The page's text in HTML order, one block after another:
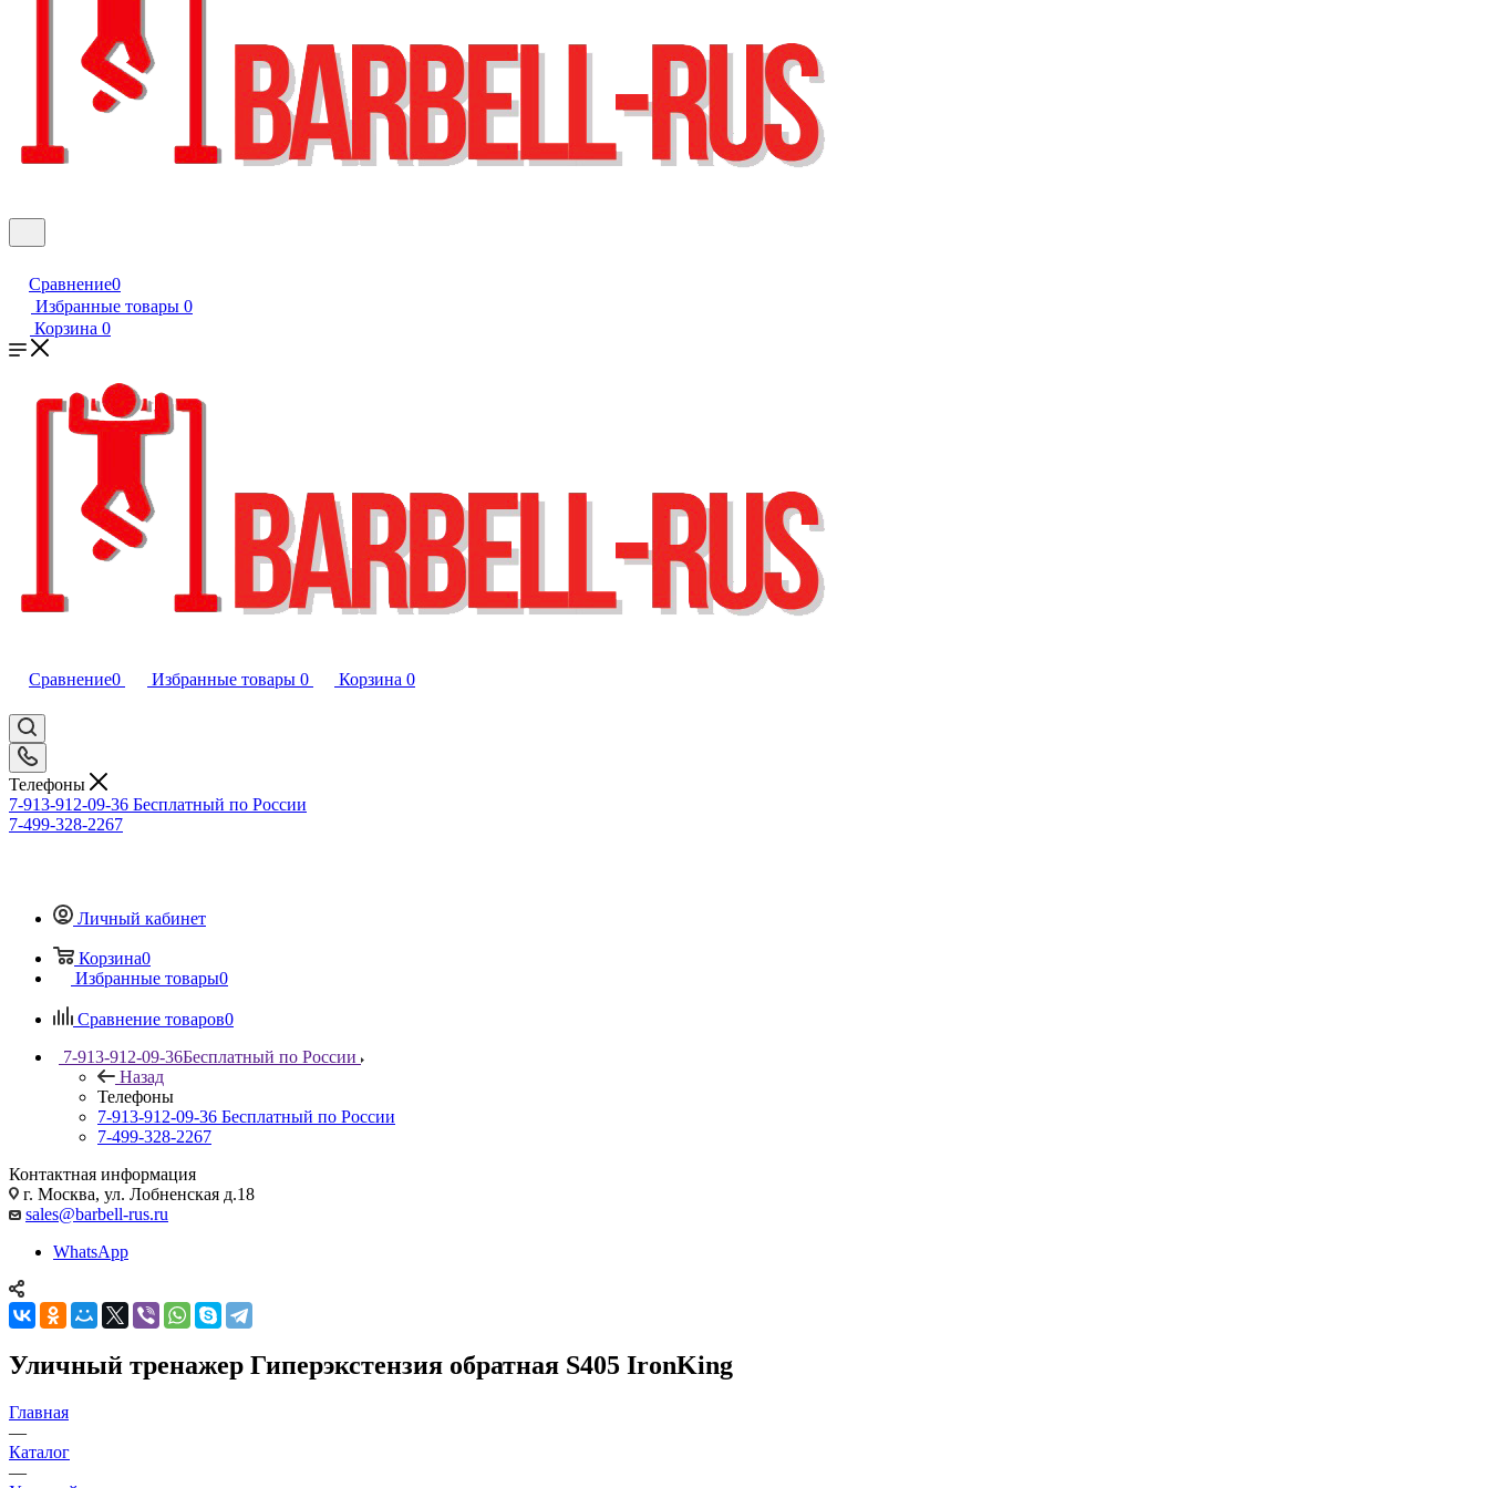
Сравнение0
Избранные товары 0
Корзина 0
Сравнение0 Избранные товары 0 Корзина 0
Телефоны
7-913-912-09-36 Бесплатный по России
7-499-328-2267
Личный кабинет
Корзина0
Избранные товары0
Сравнение товаров0
7-913-912-09-36Бесплатный по России
Назад
Телефоны
7-913-912-09-36 Бесплатный по России
7-499-328-2267
Контактная информация
г. Москва, ул. Лобненская д.18
sales@barbell-rus.ru
WhatsApp
Уличный тренажер Гиперэкстензия обратная S405 IronKing
Главная
—
Каталог
—